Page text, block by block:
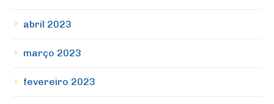
abril 2023
março 2023
fevereiro 2023